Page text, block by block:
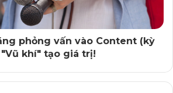
phỏng vấn vào Content (kỳ
"Vũ khí" tạo giá trị!